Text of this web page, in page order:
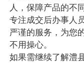
人，保障产品的不
专注成交后办事人
严谨的服务，为您
不用操心。
如果需继续了解澧